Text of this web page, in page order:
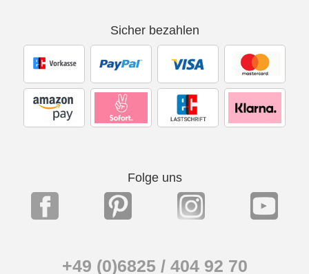
Sicher bezahlen
Folge uns
+49 (0)6825 / 404 92 70